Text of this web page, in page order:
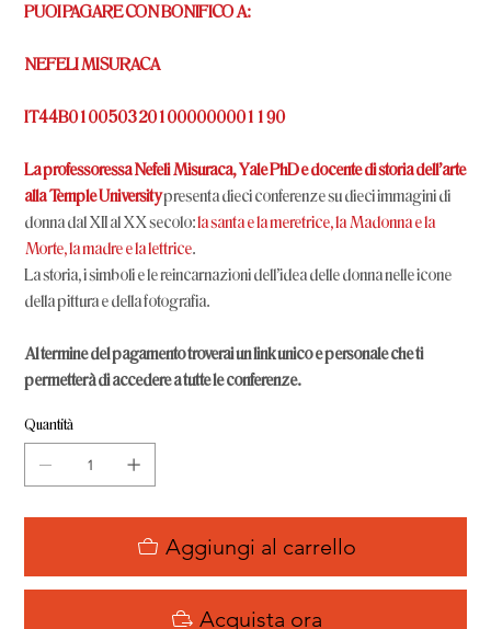
PUOI PAGARE CON BONIFICO A:
NEFELI MISURACA
IT44B0100503201000000001190
La professoressa Nefeli Misuraca, Yale PhD e docente di storia dell'arte
alla Temple Universitypresenta dieci conferenze su dieci immagini di
donna dal XII al XX secolo:la santa e la meretrice, la Madonna e la
Morte, la madre e la lettrice.
La storia, i simboli e le reincarnazioni dell'idea delle donna nelle icone
della pittura e della fotografia.
Al termine del pagamento troverai un link unico e personale che ti
permetterà di accedere a tutte le conferenze.
Quantità
Aggiungi al carrello
Acquista ora